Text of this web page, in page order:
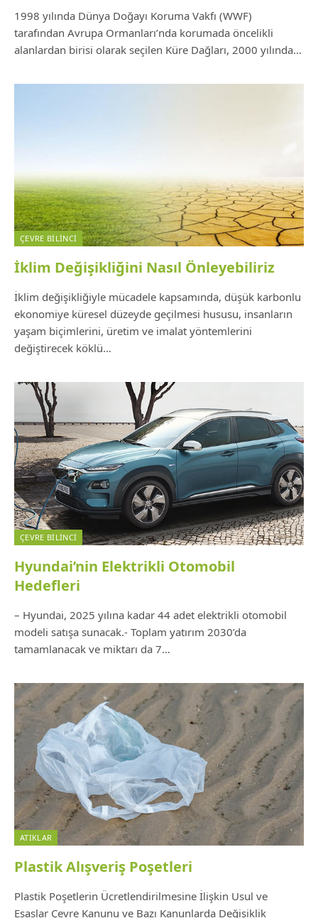
1998 yılında Dünya Doğayı Koruma Vakfı (WWF)
tarafından Avrupa Ormanları’nda korumada öncelikli
alanlardan birisi olarak seçilen Küre Dağları, 2000 yılında…
ÇEVRE BILINCI
İklim Değişikliğini Nasıl Önleyebiliriz
İklim değişikliğiyle mücadele kapsamında, düşük karbonlu
ekonomiye küresel düzeyde geçilmesi hususu, insanların
yaşam biçimlerini, üretim ve imalat yöntemlerini
değiştirecek köklü…
ÇEVRE BILINCI
Hyundai’nin Elektrikli Otomobil
Hedefleri
– Hyundai, 2025 yılına kadar 44 adet elektrikli otomobil
modeli satışa sunacak.- Toplam yatırım 2030’da
tamamlanacak ve miktarı da 7…
ATIKLAR
Plastik Alışveriş Poşetleri
Plastik Poşetlerin Ücretlendirilmesine İlişkin Usul ve
Esaslar Çevre Kanunu ve Bazı Kanunlarda Değişiklik